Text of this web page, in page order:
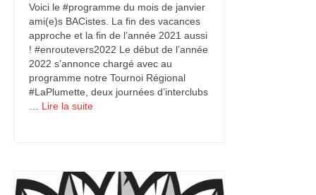
Voici le #programme du mois de janvier
ami(e)s BACistes. La fin des vacances
approche et la fin de l’année 2021 aussi
! #enroutevers2022 Le début de l’année
2022 s’annonce chargé avec au
programme notre Tournoi Régional
#LaPlumette, deux journées d’interclubs
Lire la suite­­